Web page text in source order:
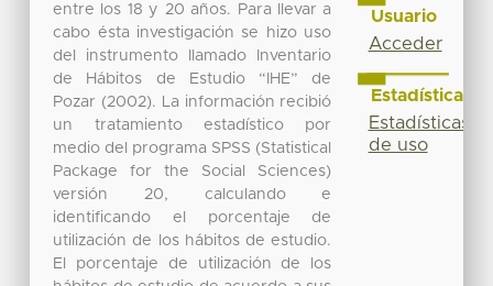
entre los 18 y 20 años. Para llevar a
cabo ésta investigación se hizo uso
del instrumento llamado Inventario
de Hábitos de Estudio “IHE” de
Pozar (2002). La información recibió
un tratamiento estadístico por
medio del programa SPSS (Statistical
Package for the Social Sciences)
versión 20, calculando e
identificando el porcentaje de
utilización de los hábitos de estudio.
El porcentaje de utilización de los
Usuario
Acceder
Estadísticas
Estadísticas
de uso